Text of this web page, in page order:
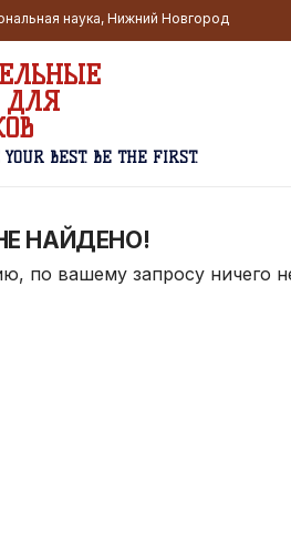
наука, Нижний Новгород
ДЛЯ
BEST. BE THE FIRST.
НАЙДЕНО!
по вашему запросу ничего